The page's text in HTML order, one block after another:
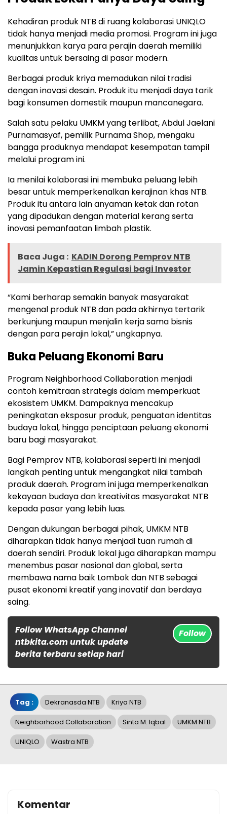
Kehadiran produk NTB di ruang kolaborasi UNIQLO
tidak hanya menjadi media promosi. Program ini juga
menunjukkan karya para perajin daerah memiliki
kualitas untuk bersaing di pasar modern.
Berbagai produk kriya memadukan nilai tradisi
dengan inovasi desain. Produk itu menjadi daya tarik
bagi konsumen domestik maupun mancanegara.
Salah satu pelaku UMKM yang terlibat, Abdul Jaelani
Purnamasyaf, pemilik Purnama Shop, mengaku
bangga produknya mendapat kesempatan tampil
melalui program ini.
Ia menilai kolaborasi ini membuka peluang lebih
besar untuk memperkenalkan kerajinan khas NTB.
Produk itu antara lain anyaman ketak dan rotan
yang dipadukan dengan material kerang serta
inovasi pemanfaatan limbah plastik.
Baca Juga : KADIN Dorong Pemprov NTB
Jamin Kepastian Regulasi bagi Investor
“Kami berharap semakin banyak masyarakat
mengenal produk NTB dan pada akhirnya tertarik
berkunjung maupun menjalin kerja sama bisnis
dengan para perajin lokal,” ungkapnya.
Buka Peluang Ekonomi Baru
Program Neighborhood Collaboration menjadi
contoh kemitraan strategis dalam memperkuat
ekosistem UMKM. Dampaknya mencakup
peningkatan eksposur produk, penguatan identitas
budaya lokal, hingga penciptaan peluang ekonomi
baru bagi masyarakat.
Bagi Pemprov NTB, kolaborasi seperti ini menjadi
langkah penting untuk mengangkat nilai tambah
produk daerah. Program ini juga memperkenalkan
kekayaan budaya dan kreativitas masyarakat NTB
kepada pasar yang lebih luas.
Dengan dukungan berbagai pihak, UMKM NTB
diharapkan tidak hanya menjadi tuan rumah di
daerah sendiri. Produk lokal juga diharapkan mampu
menembus pasar nasional dan global, serta
membawa nama baik Lombok dan NTB sebagai
pusat ekonomi kreatif yang inovatif dan berdaya
saing.
Follow WhatsApp Channel
ntbkita.com untuk update
berita terbaru setiap hari
Follow
Tag : Dekranasda NTB Kriya NTB
Neighborhood Collaboration Sinta M. Iqbal UMKM NTB
UNIQLO Wastra NTB
Komentar